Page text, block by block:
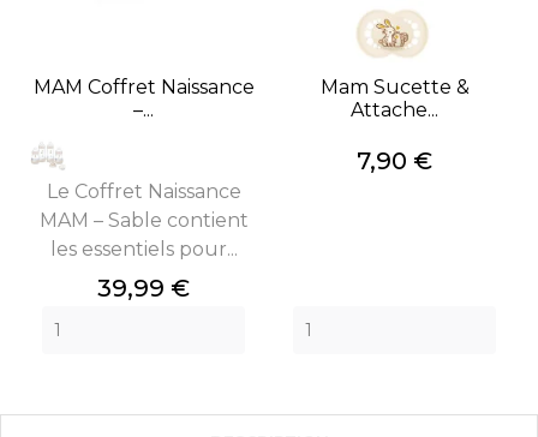
MAM Coffret Naissance
–...
Le Coffret Naissance
MAM – Sable contient
les essentiels pour...
Prix
39,99 €
Mam Sucette &
Attache...
Prix
7,90 €